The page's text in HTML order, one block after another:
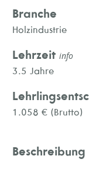
Branche
Holzindustrie
Lehrzeit info
3.5 Jahre
1.058 € (Brutto)
Beschreibung